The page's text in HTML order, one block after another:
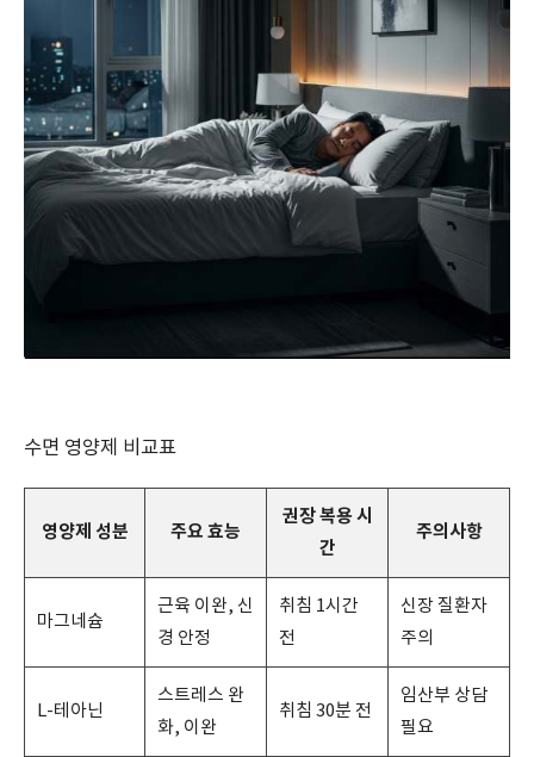
수면 영양제 비교표
영양제 성분 주요 효능
권장 복용 시
간
주의사항
마그네슘
근육 이완, 신
경 안정
취침 1시간
전
신장 질환자
주의
L-테아닌
스트레스 완
화, 이완
취침 30분 전
임산부 상담
필요